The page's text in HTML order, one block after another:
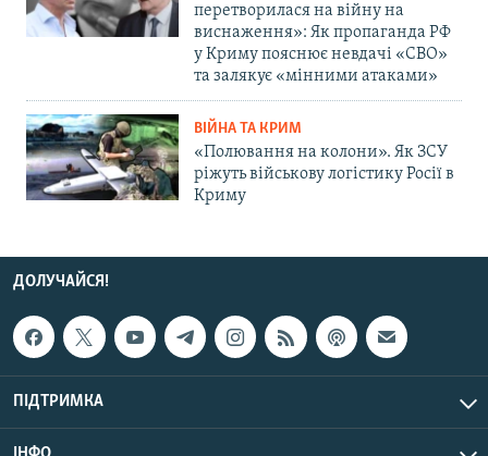
перетворилася на війну на
виснаження»: Як пропаганда РФ
у Криму пояснює невдачі «СВО»
та залякує «мінними атаками»
ВІЙНА ТА КРИМ
«Полювання на колони». Як ЗСУ
ріжуть військову логістику Росії в
Криму
ДОЛУЧАЙСЯ!
ПІДТРИМКА